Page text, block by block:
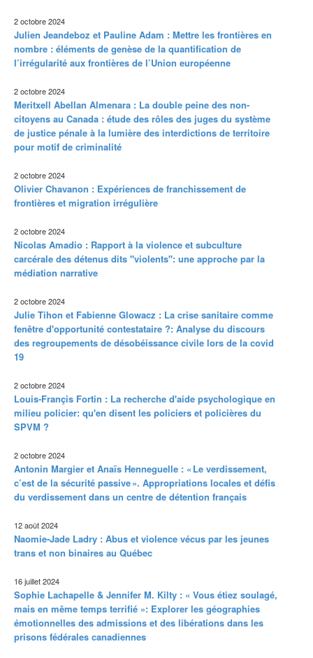
2 octobre 2024
Julien Jeandeboz et Pauline Adam : Mettre les frontières en
nombre : éléments de genèse de la quantification de
l’irrégularité aux frontières de l’Union européenne
2 octobre 2024
Meritxell Abellan Almenara : La double peine des non-
citoyens au Canada : étude des rôles des juges du système
de justice pénale à la lumière des interdictions de territoire
pour motif de criminalité
2 octobre 2024
Olivier Chavanon : Expériences de franchissement de
frontières et migration irrégulière
2 octobre 2024
Nicolas Amadio : Rapport à la violence et subculture
carcérale des détenus dits "violents": une approche par la
médiation narrative
2 octobre 2024
Julie Tihon et Fabienne Glowacz : La crise sanitaire comme
fenêtre d'opportunité contestataire ?: Analyse du discours
des regroupements de désobéissance civile lors de la covid
19
2 octobre 2024
Louis-Françis Fortin : La recherche d'aide psychologique en
milieu policier: qu'en disent les policiers et policières du
SPVM ?
2 octobre 2024
Antonin Margier et Anaïs Henneguelle : « Le verdissement,
c’est de la sécurité passive ». Appropriations locales et défis
du verdissement dans un centre de détention français
12 août 2024
Naomie-Jade Ladry : Abus et violence vécus par les jeunes
trans et non binaires au Québec
16 juillet 2024
Sophie Lachapelle & Jennifer M. Kilty : « Vous étiez soulagé,
mais en même temps terrifié »: Explorer les géographies
émotionnelles des admissions et des libérations dans les
prisons fédérales canadiennes